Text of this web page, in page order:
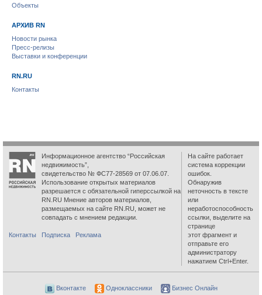
Объекты
АРХИВ RN
Новости рынка
Пресс-релизы
Выставки и конференции
RN.RU
Контакты
Информационное агентство “Российская
недвижимость”,
свидетельство № ФС77-28569 от 07.06.07.
Использование открытых материалов
разрешается с обязательной гиперссылкой на
RN.RU Мнение авторов материалов,
размещаемых на сайте RN.RU, может не
совпадать с мнением редакции.
Контакты Подписка Реклама
На сайте работает
система коррекции
ошибок.
Обнаружив
неточность в тексте
или
неработоспособность
ссылки, выделите на
странице
этот фрагмент и
отправьте его
администратору
нажатием Ctrl+Enter.
Вконтакте Одноклассники Бизнес Онлайн